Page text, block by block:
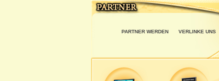
PARTNER WERDEN VERLINKE UNS